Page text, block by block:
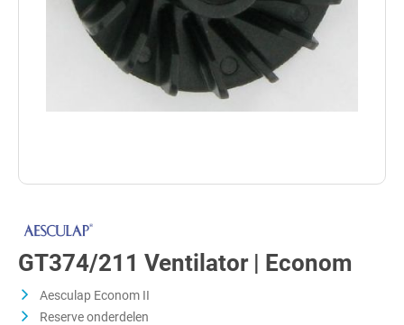
GT374/211 Ventilator | Econom
Aesculap Econom II
Reserve onderdelen